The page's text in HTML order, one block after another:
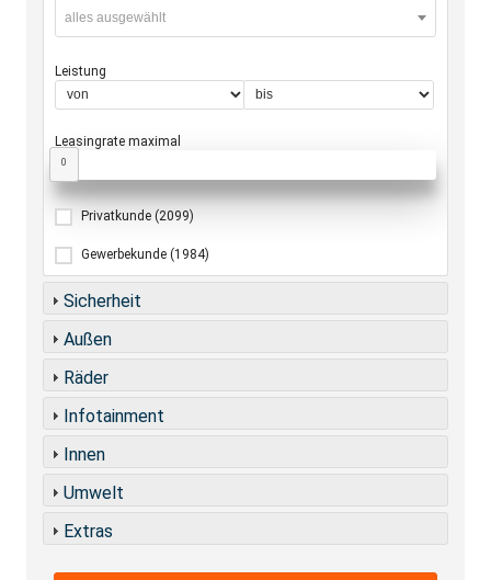
alles ausgewählt
Leistung
Leasingrate maximal
0
Privatkunde (2099)
Gewerbekunde (1984)
Sicherheit
Außen
Räder
Infotainment
Innen
Umwelt
Extras